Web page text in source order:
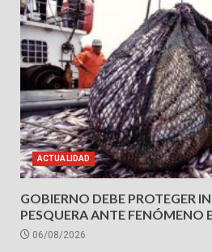
ACTUALIDAD
GOBIERNO DEBE PROTEGER
PESQUERA ANTE FENÓMENO
06/08/2026